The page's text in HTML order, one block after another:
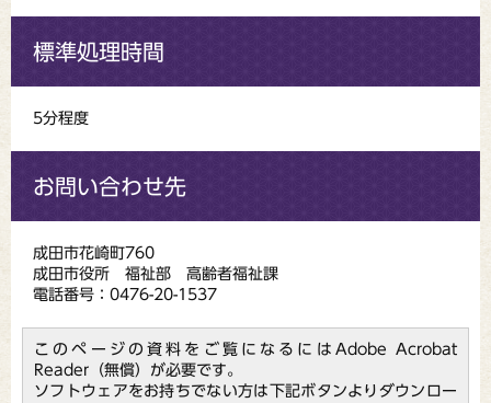
標準処理時間
5分程度
お問い合わせ先
成田市花崎町760
成田市役所 福祉部 高齢者福祉課
電話番号：0476-20-1537
このページの資料をご覧になるにはAdobe Acrobat
Reader（無償）が必要です。
ソフトウェアをお持ちでない方は下記ボタンよりダウンロー